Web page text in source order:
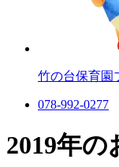
竹の台保育園
078-992-0277
2019年